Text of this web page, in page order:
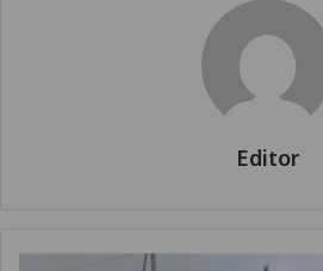
Editor